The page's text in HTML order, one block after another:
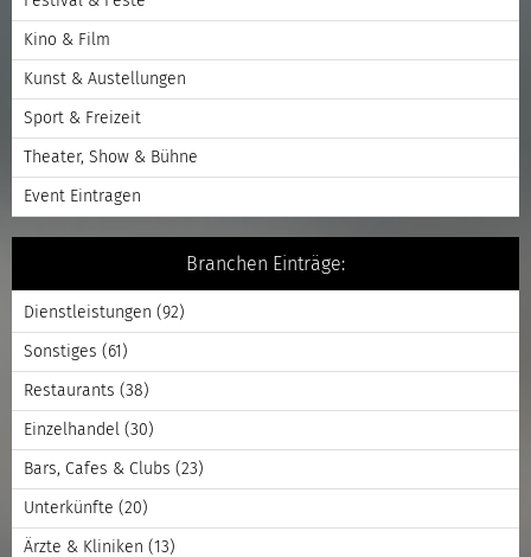
Kino & Film
Kunst & Austellungen
Sport & Freizeit
Theater, Show & Bühne
Event Eintragen
Branchen Einträge:
Dienstleistungen (92)
Sonstiges (61)
Restaurants (38)
Einzelhandel (30)
Bars, Cafes & Clubs (23)
Unterkünfte (20)
Ärzte & Kliniken (13)